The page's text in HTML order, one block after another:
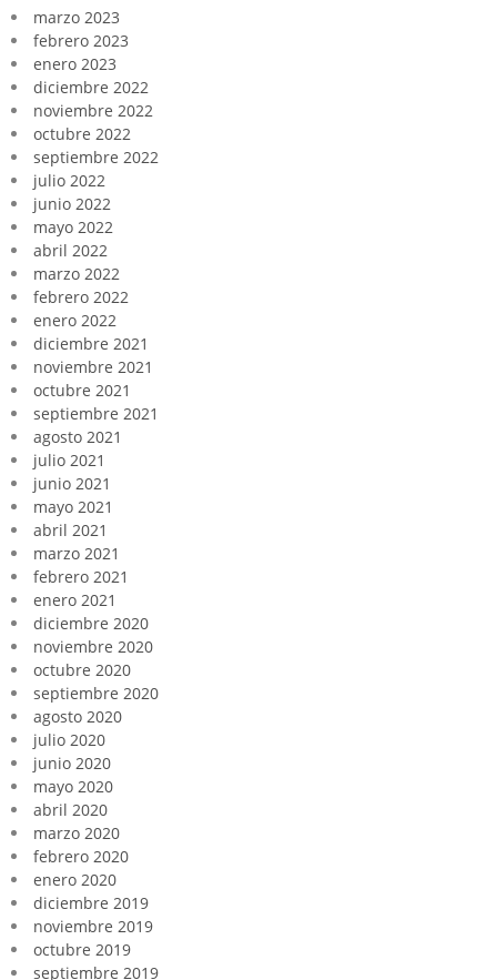
marzo 2023
febrero 2023
enero 2023
diciembre 2022
noviembre 2022
octubre 2022
septiembre 2022
julio 2022
junio 2022
mayo 2022
abril 2022
marzo 2022
febrero 2022
enero 2022
diciembre 2021
noviembre 2021
octubre 2021
septiembre 2021
agosto 2021
julio 2021
junio 2021
mayo 2021
abril 2021
marzo 2021
febrero 2021
enero 2021
diciembre 2020
noviembre 2020
octubre 2020
septiembre 2020
agosto 2020
julio 2020
junio 2020
mayo 2020
abril 2020
marzo 2020
febrero 2020
enero 2020
diciembre 2019
noviembre 2019
octubre 2019
septiembre 2019